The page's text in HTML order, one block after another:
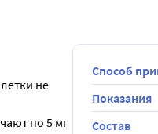
не
по 5 мг
Способ
Показания
Состав